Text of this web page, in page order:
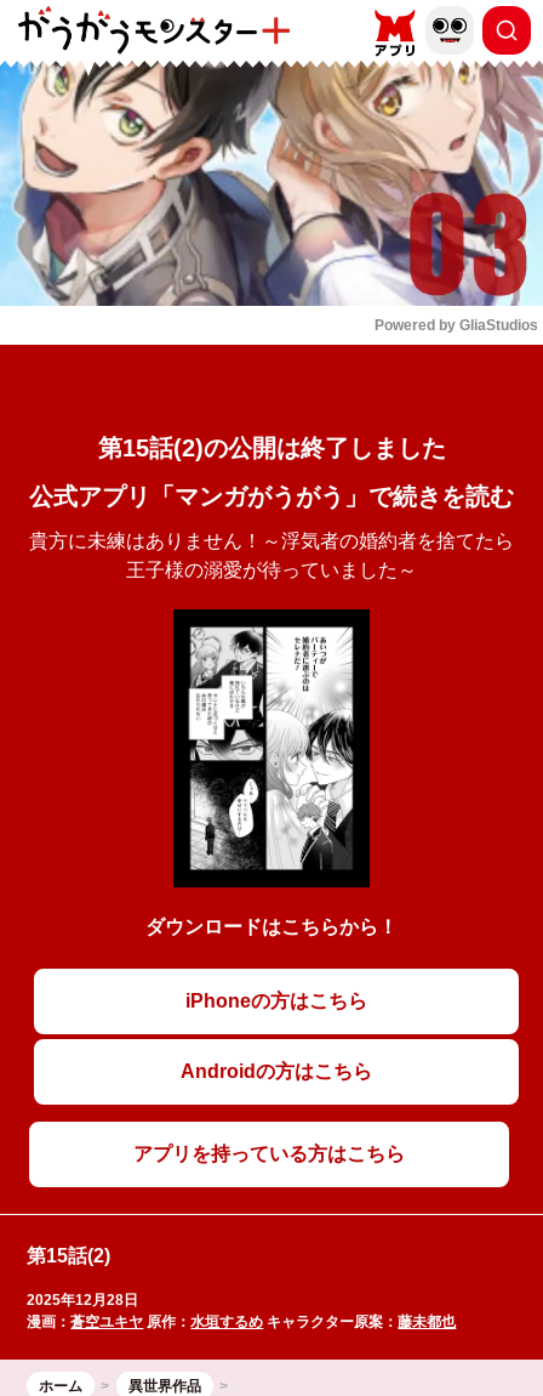
もっと読む
Powered by GliaStudios
第15話(2)の公開は終了しました
公式アプリ「マンガがうがう」で続きを読む
貴方に未練はありません！～浮気者の婚約者を捨てたら
王子様の溺愛が待っていました～
ダウンロードはこちらから！
iPhoneの方はこちら
Androidの方はこちら
アプリを持っている方はこちら
第15話(2)
2025年12月28日
漫画：蒼空ユキヤ 原作：水垣するめ キャラクター原案：藤未都也
ホーム
異世界作品